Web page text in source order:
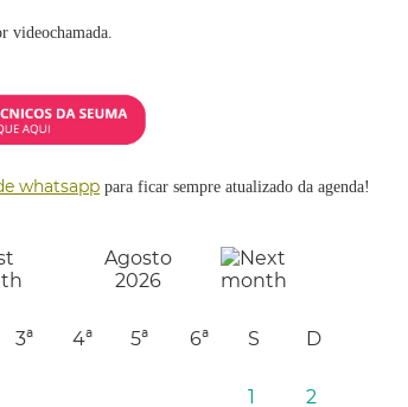
videochamada.
whatsapp para ficar sempre atualizado da agenda!
Agosto
2026
3ª 4ª 5ª 6ª S D
1 2